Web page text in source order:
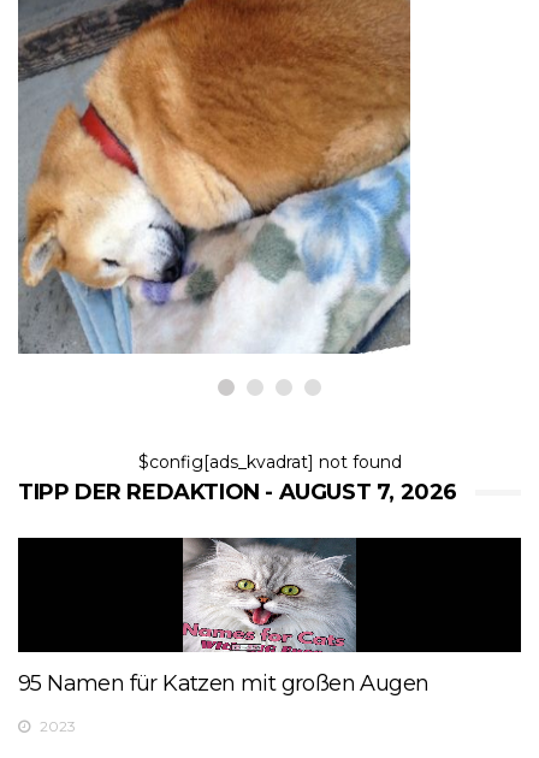
HUNDE
Fünf Hunderassen, die nicht
bellen, viel
7,2026
$config[ads_kvadrat] not found
TIPP DER REDAKTION - AUGUST 7, 2026
95 Namen für Katzen mit großen Augen
2023